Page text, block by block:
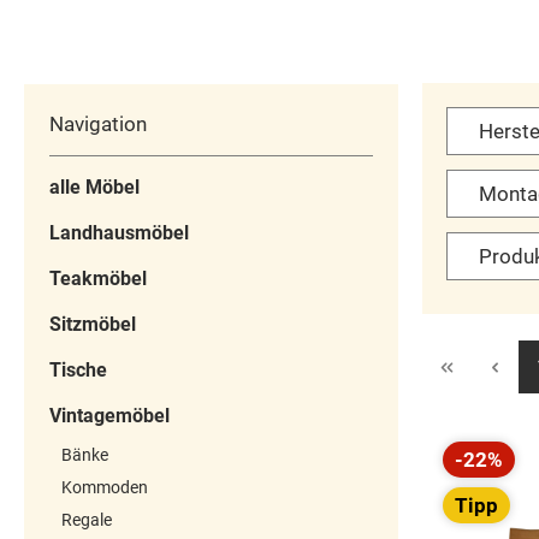
Kombination aus weiß
lackiertem Pinienholz
und Glas. Mit einer
Stauraum und wird
Mittelpunkt in
Wohnzimmer,
Praktischer Stauraum
& edles Design
Aufteilung
stilvolle
mit
Stauraum. Im
Bereich bieten
Glastüren und
Fächer Platz für
Schubladen,
geschlossenen
Schrankfächern
dekorativen
Navigation
alle Möbel
Landhausmöbel
Teakmöbel
Sitzmöbel
Tische
Vintagemöbel
Bänke
Kommoden
Regale
Rabatt
-22%
Tipp